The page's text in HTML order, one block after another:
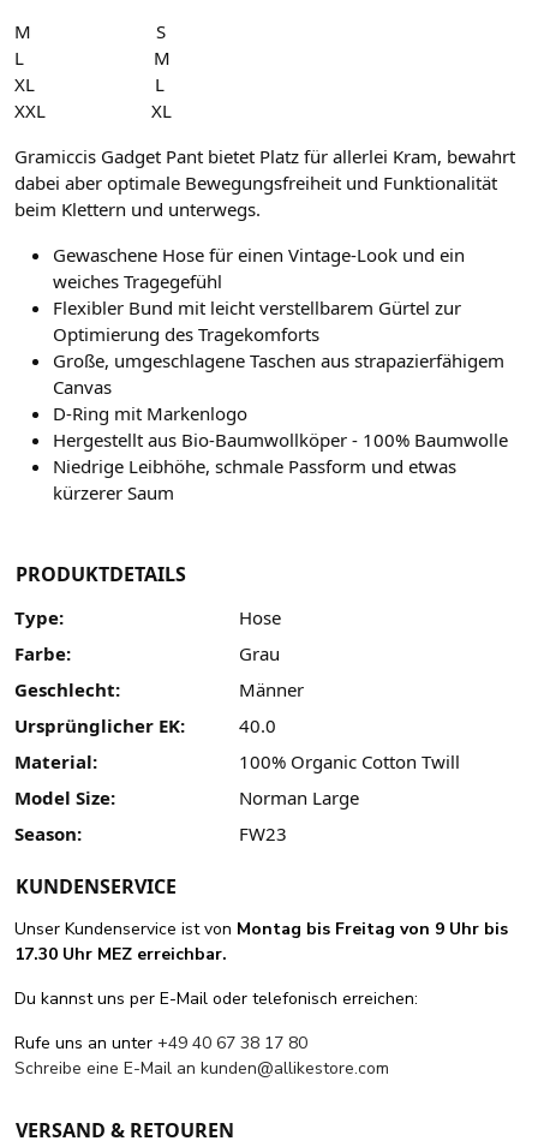
M S
L M
XL L
XXL XL
Gramiccis Gadget Pant bietet Platz für allerlei Kram, bewahrt
dabei aber optimale Bewegungsfreiheit und Funktionalität
beim Klettern und unterwegs.
Gewaschene Hose für einen Vintage-Look und ein
weiches Tragegefühl
Flexibler Bund mit leicht verstellbarem Gürtel zur
Optimierung des Tragekomforts
Große, umgeschlagene Taschen aus strapazierfähigem
Canvas
D-Ring mit Markenlogo
Hergestellt aus Bio-Baumwollköper - 100% Baumwolle
Niedrige Leibhöhe, schmale Passform und etwas
kürzerer Saum
PRODUKTDETAILS
Type:
Hose
Farbe:
Grau
Geschlecht:
Männer
Ursprünglicher EK:
40.0
Material:
100% Organic Cotton Twill
Model Size:
Norman Large
Season:
FW23
KUNDENSERVICE
Unser Kundenservice ist von Montag bis Freitag von 9 Uhr bis
17.30 Uhr MEZ erreichbar.
Du kannst uns per E-Mail oder telefonisch erreichen:
Rufe uns an unter +49 40 67 38 17 80
Schreibe eine E-Mail an kunden@allikestore.com
VERSAND & RETOUREN